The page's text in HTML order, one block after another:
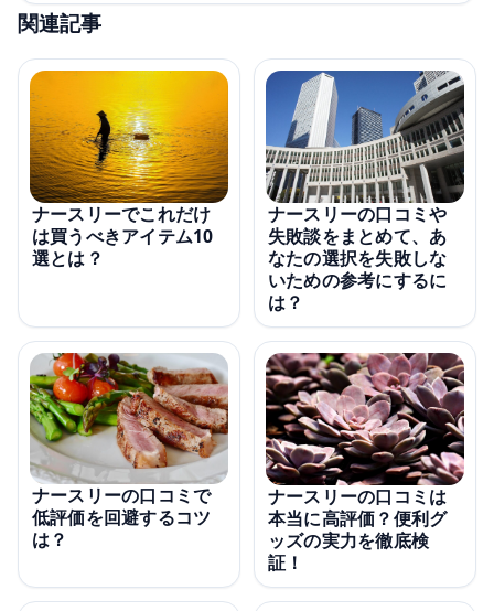
関連記事
ナースリーでこれだけ
は買うべきアイテム10
選とは？
ナースリーの口コミや
失敗談をまとめて、あ
なたの選択を失敗しな
いための参考にするに
は？
ナースリーの口コミで
低評価を回避するコツ
は？
ナースリーの口コミは
本当に高評価？便利グ
ッズの実力を徹底検
証！